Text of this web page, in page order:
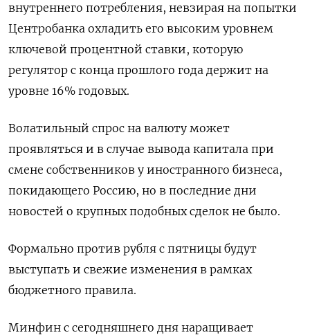
внутреннего потребления, невзирая на попытки
Центробанка охладить его высоким уровнем
ключевой процентной ставки, которую
регулятор с конца прошлого года держит на
уровне 16% годовых.
Волатильный спрос на валюту может
проявляться и в случае вывода капитала при
смене собственников у иностранного бизнеса,
покидающего Россию, но в последние дни
новостей о крупных подобных сделок не было.
Формально против рубля с пятницы будут
выступать и свежие изменения в рамках
бюджетного правила.
Минфин с сегодняшнего дня наращивает